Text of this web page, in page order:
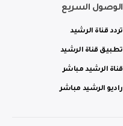
الوصول السريع
تردد قناة الرشيد
تطبيق قناة الرشيد
قناة الرشيد مباشر
راديو الرشيد مباشر